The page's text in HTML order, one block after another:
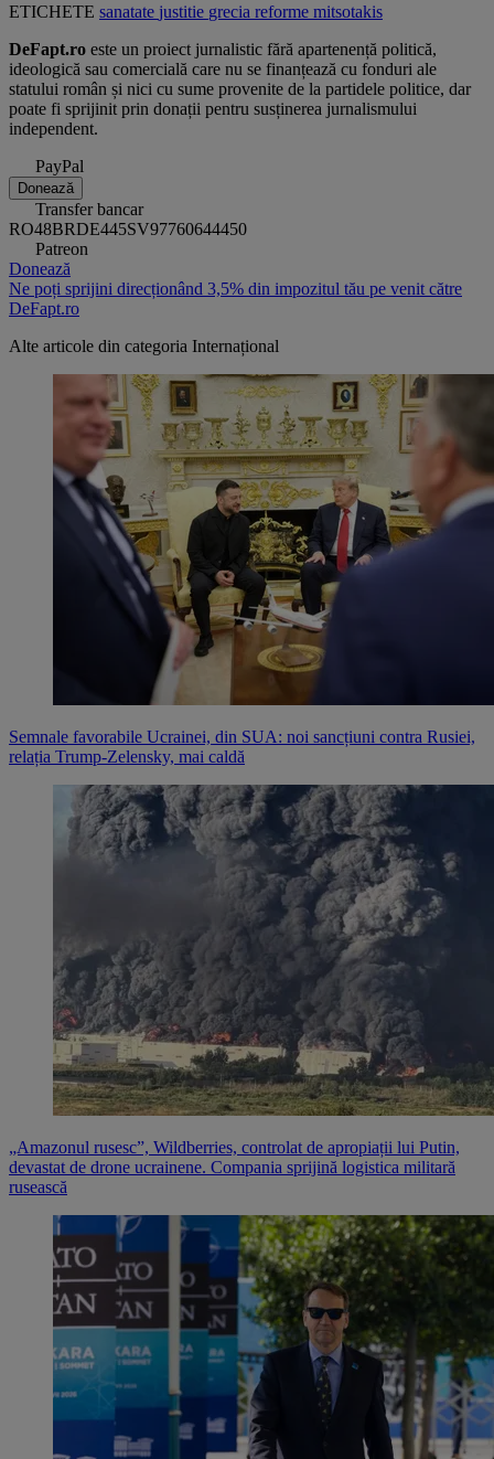
ETICHETE sanatate justitie grecia reforme mitsotakis
DeFapt.ro este un proiect jurnalistic fără apartenență politică,
ideologică sau comercială care nu se finanțează cu fonduri ale
statului român și nici cu sume provenite de la partidele politice, dar
poate fi sprijinit prin donații pentru susținerea jurnalismului
independent.
PayPal
Donează
Transfer bancar
RO48BRDE445SV97760644450
Patreon
Donează
Ne poți sprijini direcționând 3,5% din impozitul tău pe venit către
DeFapt.ro
Alte articole din categoria Internațional
Semnale favorabile Ucrainei, din SUA: noi sancțiuni contra Rusiei,
relația Trump-Zelensky, mai caldă
„Amazonul rusesc”, Wildberries, controlat de apropiații lui Putin,
devastat de drone ucrainene. Compania sprijină logistica militară
rusească